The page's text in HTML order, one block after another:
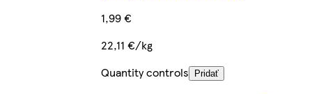
1,99 €
22,11 €/kg
Quantity controls
Pridať